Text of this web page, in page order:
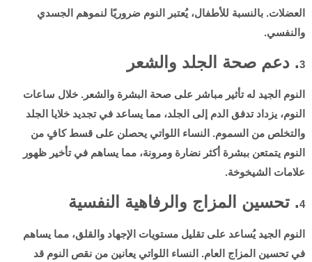
العضلات. بالنسبة للأطفال، يُعتبر النوم ضروريًا لنموهم الجسدي
والنفسي.
3. دعم صحة الجلد والشعر
النوم الجيد له تأثير مباشر على صحة البشرة والشعر. خلال ساعات
النوم، يزداد تدفق الدم إلى الجلد، مما يساعد في تجديد خلايا الجلد
والتخلص من السموم. النساء اللواتي يحصلن على قسط كافٍ من
النوم يتمتعن ببشرة أكثر نضارة ومرونة، مما يساهم في تأخير ظهور
علامات الشيخوخة.
4. تحسين المزاج والرفاهية النفسية
النوم الجيد يُساعد على تقليل مستويات الإجهاد والقلق، مما يساهم
في تحسين المزاج العام. النساء اللواتي يعانين من نقص النوم قد